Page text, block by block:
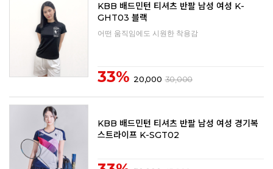
KBB 배드민턴 티셔츠 반팔 남성 여성 K-
GHT03 블랙
어떤 움직임에도 시원한 착용감
33% 20,000 30,000
KBB 배드민턴 티셔츠 반팔 남성 여성 경기복
스트라이프 K-SGT02